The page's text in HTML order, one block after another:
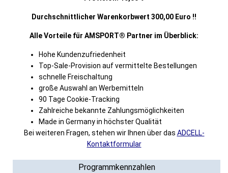
Durchschnittlicher Warenkorbwert 300,00 Euro !!
Alle Vorteile für AMSPORT® Partner im Überblick:
Hohe Kundenzufriedenheit
Top-Sale-Provision auf vermittelte Bestellungen
schnelle Freischaltung
große Auswahl an Werbemitteln
90 Tage Cookie-Tracking
Zahlreiche bekannte Zahlungsmöglichkeiten
Made in Germany in höchster Qualität
Bei weiteren Fragen, stehen wir Ihnen über das ADCELL-
Kontaktformular
Programmkennzahlen